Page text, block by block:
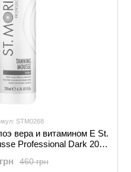
STM0268
вера и витамином Е St.
Professional Dark 200
460 грн